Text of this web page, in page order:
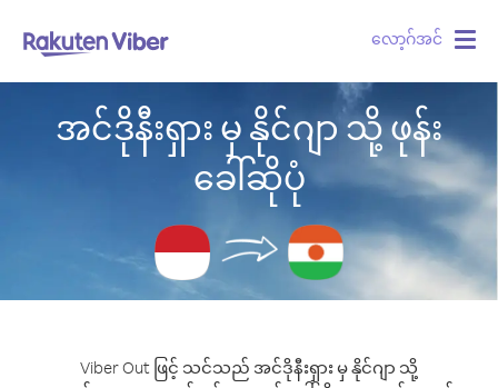
လော့ဂ်အင်
အင်ဒိုနီးရှား မှ နိုင်ဂျာ သို့ ဖုန်း
ခေါ်ဆိုပုံ
Viber Out ဖြင့် သင်သည် အင်ဒိုနီးရှား မှ နိုင်ဂျာ သို့